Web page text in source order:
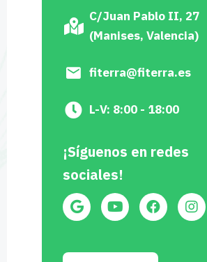
C/Juan Pablo II, 27
(Manises, Valencia)
fiterra@fiterra.es
L-V: 8:00 - 18:00
¡Síguenos en redes
sociales!